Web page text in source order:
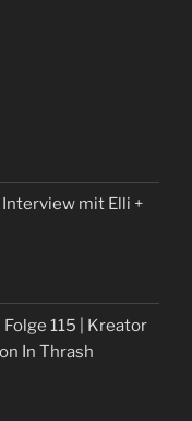
Interview mit Elli +
115 | Kreator
In Thrash